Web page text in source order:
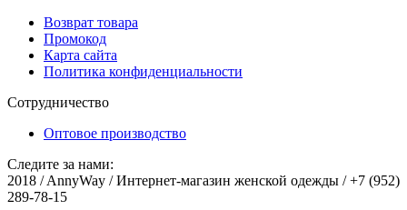
Возврат товара
Промокод
Карта сайта
Политика конфиденциальности
Сотрудничество
Оптовое производство
Следите за нами:
2018 / AnnyWay / Интернет-магазин женской одежды / +7 (952)
289-78-15